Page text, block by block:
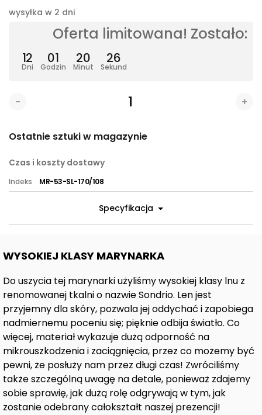
wysyłka w 2 dni
Oferta limitowana! Zostało:
12
Dni
01
Godzin
20
Minut
25
Sekund
- +
Ostatnie sztuki w magazynie
Czas i koszty dostawy
Indeks MR-53-SL-170/108
Specyfikacja
WYSOKIEJ KLASY MARYNARKA
Do uszycia tej marynarki użyliśmy wysokiej klasy lnu z
renomowanej tkalni o nazwie Sondrio. Len jest
przyjemny dla skóry, pozwala jej oddychać i zapobiega
nadmiernemu poceniu się; pięknie odbija światło. Co
więcej, materiał wykazuje dużą odporność na
mikrouszkodzenia i zaciągnięcia, przez co możemy być
pewni, że posłuży nam przez długi czas! Zwróciliśmy
także szczególną uwagę na detale, ponieważ zdajemy
sobie sprawię, jak dużą rolę odgrywają w tym, jak
zostanie odebrany całokształt naszej prezencji!